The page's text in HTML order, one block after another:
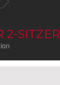
2-SITZER